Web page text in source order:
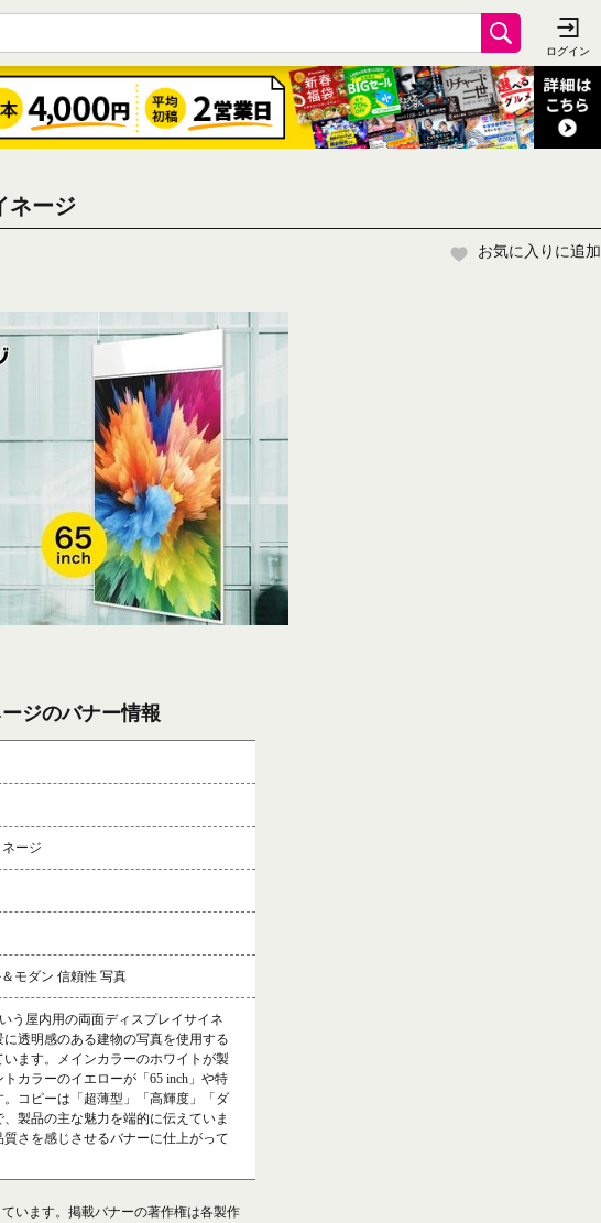
ネージ
お気に入りに追加
ジのバナー情報
ージ
モダン 信頼性 写真
う屋内用の両面ディスプレイサイネ
透明感のある建物の写真を使用する
ます。メインカラーのホワイトが製
カラーのイエローが「65 inch」や特
コピーは「超薄型」「高輝度」「ダ
製品の主な魅力を端的に伝えていま
さを感じさせるバナーに仕上がって
います。掲載バナーの著作権は各製作